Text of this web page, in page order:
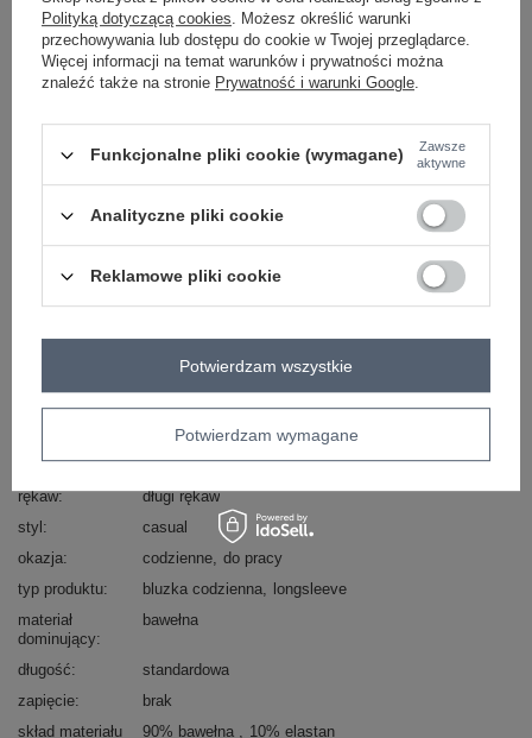
2016102852735 -
ZALOGUJ SIĘ I ZOBACZ CENĘ
Zadzwoń+48 601 547 740 Zadaj pytanie
wzór
gładki
dekolt
łódka
rękaw
długi rękaw
styl
casual
okazja
codzienne do pracy
typ produktu
bluzka codzienna
longsleeve
materiał
dominujący
bawełna
długość
standardowa
zapięcie
brak
skład materiału
90% bawełna 10% elastan
Polityką dotyczącą cookies. Możesz określić warunki
przechowywania lub dostępu do cookie w Twojej przeglądarce.
Więcej informacji na temat warunków i prywatności można
znaleźć także na stronie Prywatność i warunki Google.
Funkcjonalne pliki cookie (wymagane)
Zawsze
aktywne
Analityczne pliki cookie
Reklamowe pliki cookie
Potwierdzam wymagane
Potwierdzam wszystkie